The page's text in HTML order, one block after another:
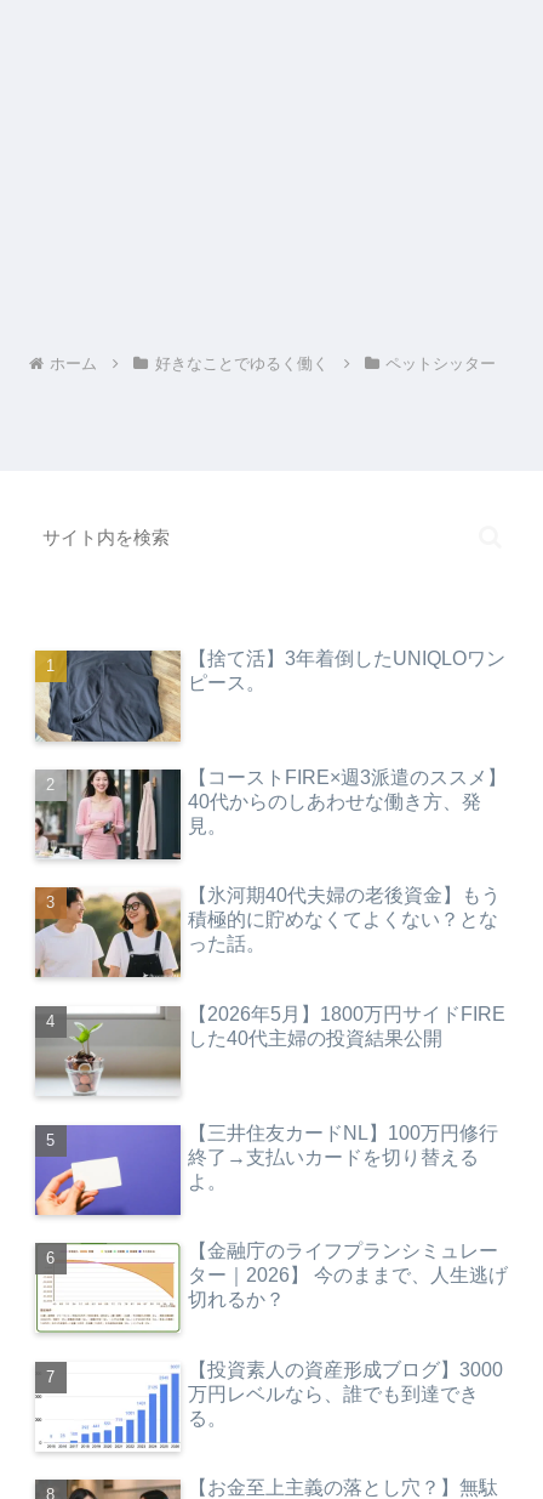
ホーム 好きなことでゆるく働く ペットシッター
【捨て活】3年着倒したUNIQLOワン
ピース。
【コーストFIRE×週3派遣のススメ】
40代からのしあわせな働き方、発
見。
【氷河期40代夫婦の老後資金】もう
積極的に貯めなくてよくない？とな
った話。
【2026年5月】1800万円サイドFIRE
した40代主婦の投資結果公開
【三井住友カードNL】100万円修行
終了→支払いカードを切り替える
よ。
【金融庁のライフプランシミュレー
ター｜2026】 今のままで、人生逃げ
切れるか？
【投資素人の資産形成ブログ】3000
万円レベルなら、誰でも到達でき
る。
【お金至上主義の落とし穴？】無駄